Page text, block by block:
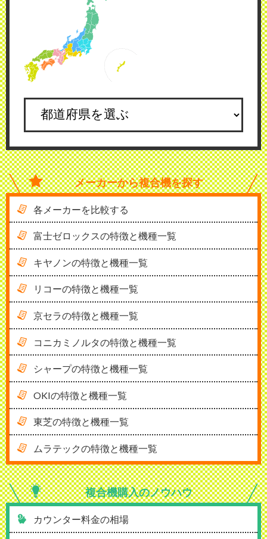
メーカーから複合機を探す
各メーカーを比較する
富士ゼロックスの特徴と機種一覧
キヤノンの特徴と機種一覧
リコーの特徴と機種一覧
京セラの特徴と機種一覧
コニカミノルタの特徴と機種一覧
シャープの特徴と機種一覧
OKIの特徴と機種一覧
東芝の特徴と機種一覧
ムラテックの特徴と機種一覧
複合機購入のノウハウ
カウンター料金の相場